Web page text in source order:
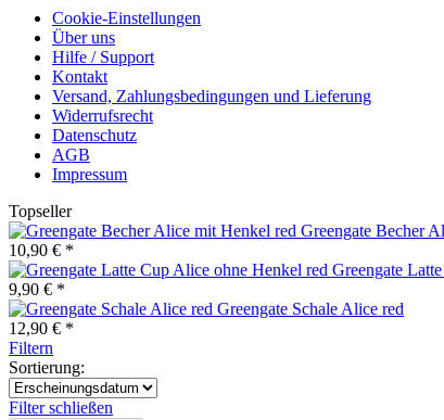
Cookie-Einstellungen
Über uns
Hilfe / Support
Kontakt
Versand, Zahlungsbedingungen und Lieferung
Widerrufsrecht
Datenschutz
AGB
Impressum
Topseller
Greengate Becher
10,90 € *
Greengate
9,90 € *
Greengate Schale Alice red
12,90 € *
Filtern
Sortierung:
Filter schließen